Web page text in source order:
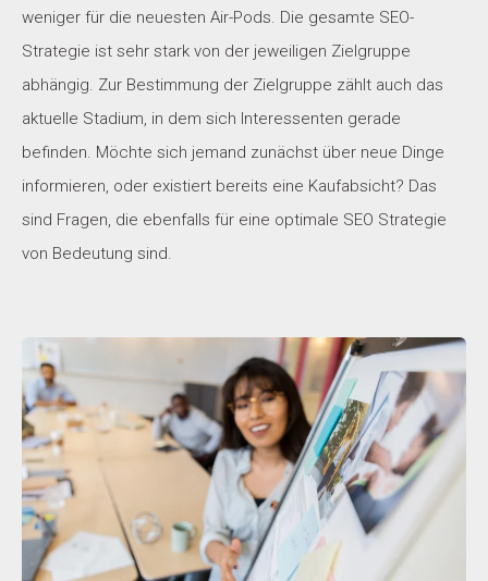
weniger für die neuesten Air-Pods. Die gesamte SEO-
Strategie ist sehr stark von der jeweiligen Zielgruppe
abhängig. Zur Bestimmung der Zielgruppe zählt auch das
aktuelle Stadium, in dem sich Interessenten gerade
befinden. Möchte sich jemand zunächst über neue Dinge
informieren, oder existiert bereits eine Kaufabsicht? Das
sind Fragen, die ebenfalls für eine optimale SEO Strategie
von Bedeutung sind.